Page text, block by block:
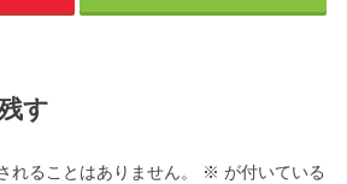
す
れることはありません。 ※ が付いている